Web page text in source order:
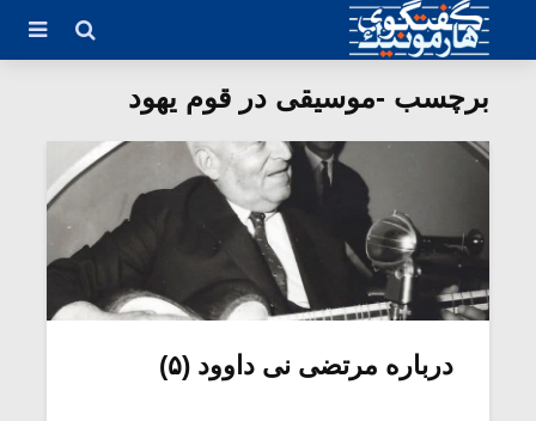
برچسب -موسیقی در قوم یهود
درباره مرتضی نی داوود (۵)